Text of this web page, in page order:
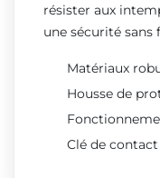
résister aux
une sécurité sans
Matériaux
Housse de
Clé de